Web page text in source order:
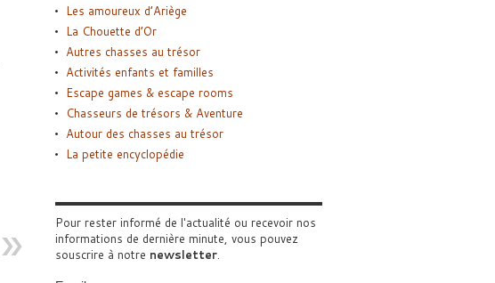
Les amoureux d’Ariège
La Chouette d’Or
Autres chasses au trésor
Activités enfants et familles
Escape games & escape rooms
Chasseurs de trésors & Aventure
Autour des chasses au trésor
La petite encyclopédie
Pour rester informé de l'actualité ou recevoir nos
informations de dernière minute, vous pouvez
souscrire à notre newsletter.